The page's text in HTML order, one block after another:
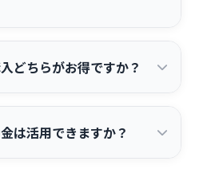
ゼロで太陽光発電設備を
た電力を一定期間にわた
入していただく仕組みで
PPA事業者が担当しま
気料金より安い単価で電
年の長期となり、途中解
がないため、自由に改
どちらがお得ですか？
向があります。一方、ま
は活用できますか？